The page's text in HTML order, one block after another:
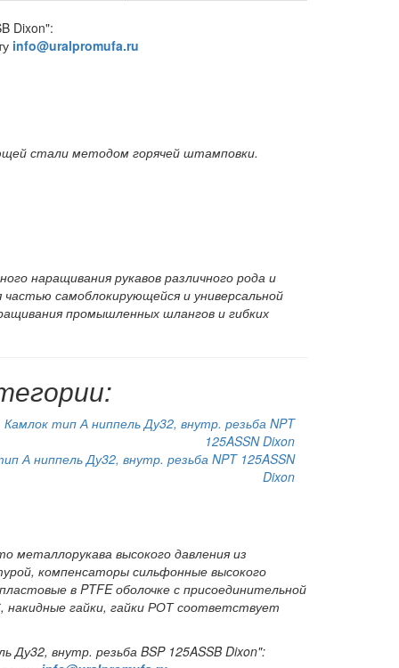
Dixon":
info@uralpromufa.ru
стали методом горячей штамповки.
наращивания рукавов различного рода и
самоблокирующейся и универсальной
промышленных шлангов и гибких
А ниппель Ду32, внутр. резьба NPT 125ASSN
Dixon
высокого давления из
компенсаторы сильфонные высокого
в PTFE оболочке с присоединительной
гайки, гайки РОТ соответствует
Ду32, внутр. резьба BSP 125ASSB Dixon":